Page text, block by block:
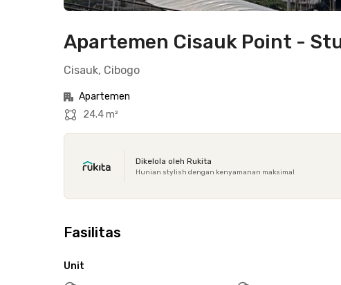
Apartemen Cisauk Point -
Cisauk, Cibogo
Apartemen
24.4 m²
Dikelola oleh Rukita
Hunian stylish dengan kenyamanan maksimal
Fasilitas
Unit